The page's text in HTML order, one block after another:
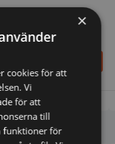
prisjämför
×
cookies för att
Vi
för att
till
funktioner för